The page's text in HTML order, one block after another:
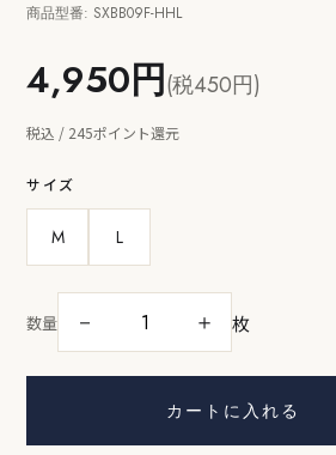
商品型番: SXBB09F-HHL
4,950円(税450円)
税込 / 245ポイント還元
サイズ
M L
数量 － ＋ 枚
カートに入れる